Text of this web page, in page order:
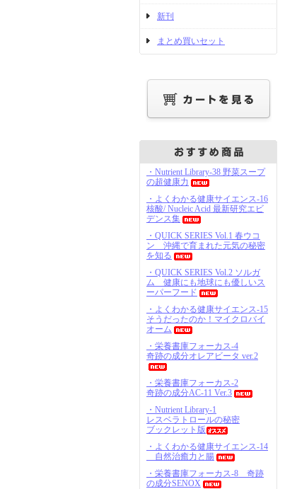
新刊
まとめ買いセット
・Nutrient Library-38 野菜スープ
の超健康力
・よくわかる健康サイエンス-16
核酸/ Nucleic Acid 最新研究エビ
デンス集
・QUICK SERIES Vol.1 春ウコ
ン 沖縄で育まれた元気の秘密
を知る
・QUICK SERIES Vol.2 ソルガ
ム 健康にも地球にも優しいス
ーパーフード
・よくわかる健康サイエンス-15
そうだったのか！マイクロバイ
オーム
・栄養書庫フォーカス-4
奇跡の成分オレアビータ ver.2
・栄養書庫フォーカス-2
奇跡の成分AC-11 Ver.3
・Nutrient Library-1
レスベラトロールの秘密
ブックレット版
・よくわかる健康サイエンス-14
自然治癒力と腸
・栄養書庫フォーカス-8 奇跡
の成分SENOX